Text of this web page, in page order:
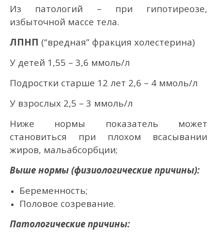
Из патологий – при гипотиреозе,
избыточной массе тела.
ЛПНП (“вредная” фракция холестерина)
У детей 1,55 – 3,6 ммоль/л
Подростки старше 12 лет 2,6 – 4 ммоль/л
У взрослых 2,5 – 3 ммоль/л
Ниже нормы показатель может
становиться при плохом всасывании
жиров, мальабсорбции;
Выше нормы (физиологические причины):
Беременность;
Половое созревание.
Патологические причины: